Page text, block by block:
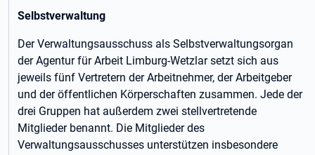
Selbstverwaltung
Der Verwaltungsausschuss als Selbstverwaltungsorgan
der Agentur für Arbeit Limburg-Wetzlar setzt sich aus
jeweils fünf Vertretern der Arbeitnehmer, der Arbeitgeber
und der öffentlichen Körperschaften zusammen. Jede der
drei Gruppen hat außerdem zwei stellvertretende
Mitglieder benannt. Die Mitglieder des
Verwaltungsausschusses unterstützen insbesondere